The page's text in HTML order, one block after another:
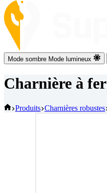
Mode sombre Mode lumineux
Charnière à
Accueil
Produits Charnières robustes